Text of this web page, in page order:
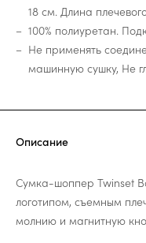
18 см. Длина
100% полиуретан.
Не применять
машинную сушку, Не
Описание
Сумка-шоппер Twinset
логотипом, съемным
молнию и магнитную